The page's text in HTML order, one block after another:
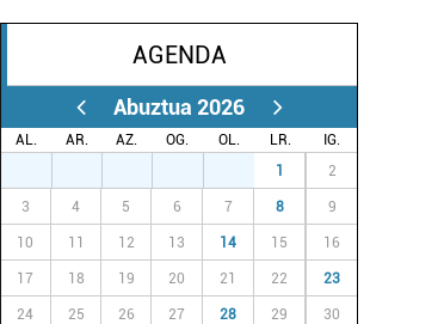
AGENDA
Abuztua 2026
AL. AR. AZ. OG. OL. LR.
IG.
1 2
3 4 5 6 7 8 9
10 11 12 13 14 15 16
17 18 19 20 21 22 23
24 25 26 27 28 29 30